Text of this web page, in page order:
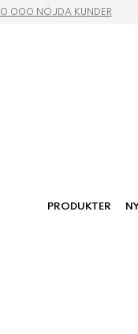
10 000 NÖJDA KUNDER
PRODUKTER